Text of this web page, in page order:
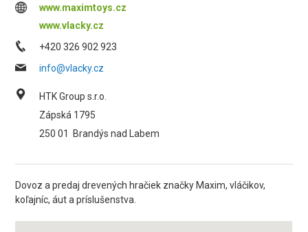
www.maximtoys.cz
www.vlacky.cz
+420 326 902 923
info@vlacky.cz
HTK Group s.r.o.
Zápská 1795
250 01
Brandýs nad Labem
Dovoz a predaj drevených hračiek značky Maxim, vláčikov,
koľajníc, áut a príslušenstva.